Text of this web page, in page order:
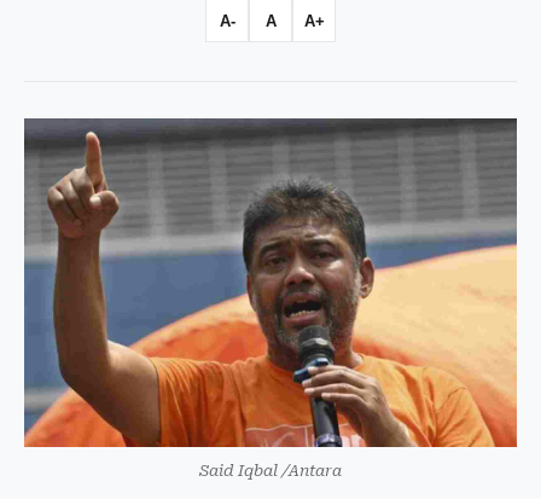
A- A A+
Said Iqbal /Antara